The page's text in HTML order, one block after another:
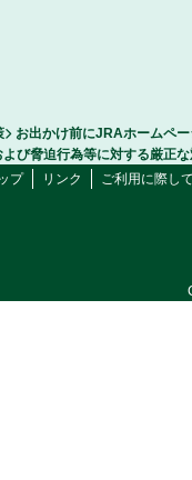
お出かけ前にJRAホームペ
び脅迫行為等に対する厳正
プ リンク ご利用に際し